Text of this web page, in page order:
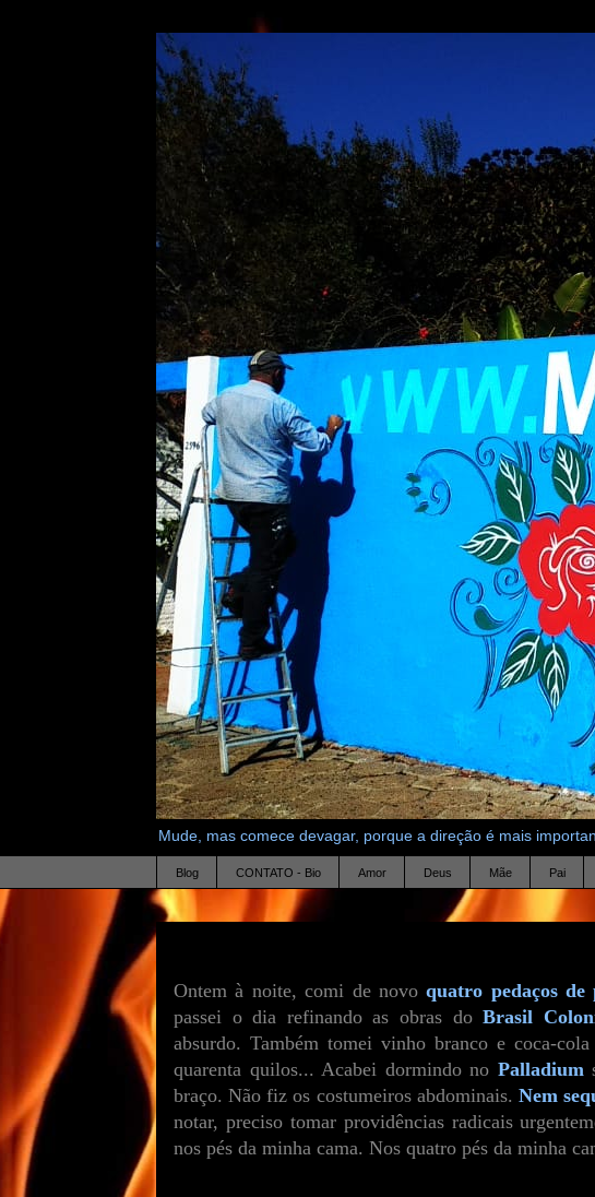
Mude, mas comece devagar, porque a direção é mais
Blog CONTATO - Bio Amor Deus Mãe Pai
Ontem à noite, comi de novoquatro pedaços de
passei o dia refinando as obras doBrasil
absurdo. Também tomei vinho branco e coca-
quarenta quilos... Acabei dormindo no Palladium
braço. Não fiz os costumeiros abdominais. Nem
notar, preciso tomar providências radicais
nos pés da minha cama. Nos quatro pés da minha